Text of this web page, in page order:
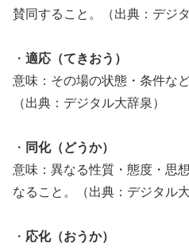
賛同すること。（出典：デジ
・ 適応（てきおう）
意味：その場の状態・条件な
（出典：デジタル大辞泉）
・ 同化（どうか）
意味：異なる性質・態度・思
なること。（出典：デジタル大
・ 応化（おうか）